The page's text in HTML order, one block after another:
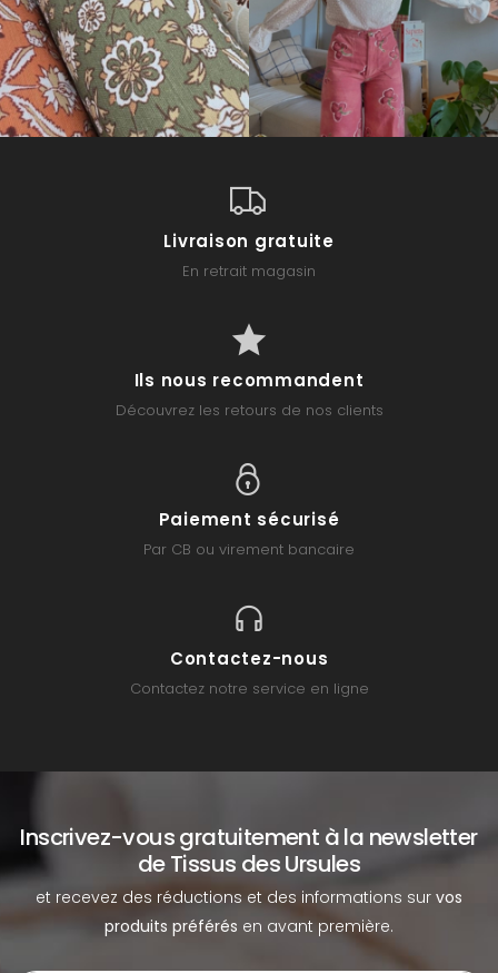
Livraison gratuite
En retrait magasin
Ils nous recommandent
Découvrez les retours de nos clients
Paiement sécurisé
Par CB ou virement bancaire
Contactez-nous
Contactez notre service en ligne
Inscrivez-vous gratuitement à la newsletter
de Tissus des Ursules
et recevez des réductions et des informations sur vos
produits préférés en avant première.